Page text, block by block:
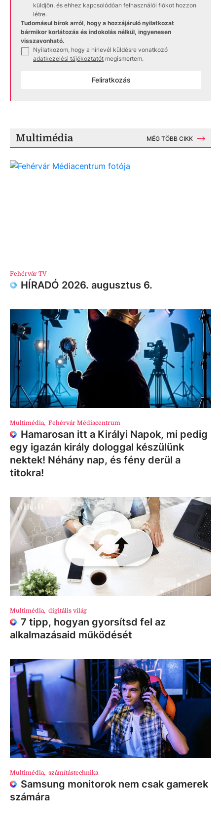
küldjön, és ehhez kapcsolódóan felhasználói fiókot hozzon
létre.
Tudomásul bírok arról, hogy a hozzájáruló nyilatkozat
bármikor korlátozás és indokolás nélkül, ingyenesen
visszavonható.
Nyilatkozom, hogy a hírlevél küldésre vonatkozó
adatkezelési tájékoztatót megismertem.
Feliratkozás
Multimédia MÉG TÖBB CIKK
Fehérvár TV
HÍRADÓ 2026. augusztus 6.
Multimédia, Fehérvár Médiacentrum
Hamarosan itt a Királyi Napok, mi pedig
egy igazán király dologgal készülünk
nektek! Néhány nap, és fény derül a
titokra!
Multimédia, digitális világ
7 tipp, hogyan gyorsítsd fel az
alkalmazásaid működését
Multimédia, számítástechnika
Samsung monitorok nem csak gamerek
számára